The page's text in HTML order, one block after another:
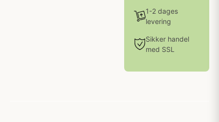
1-2 dages
levering
Sikker handel
med SSL